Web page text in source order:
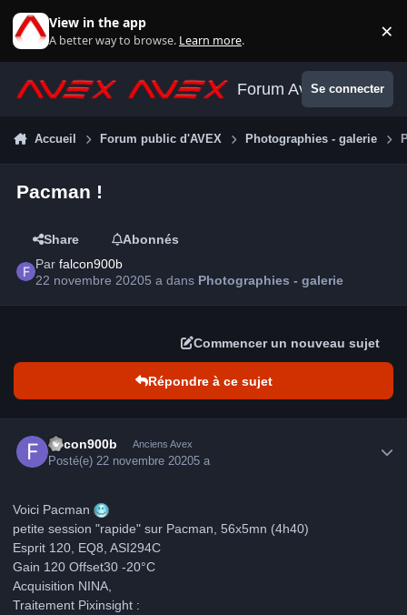
View in the app
A better way to browse. Learn more. ×
Forum AvexSe connecter
Accueil Forum public d'AVEX Photographies - galerie
Pacman !
Share
Abonnés
Parfalcon900b
22 novembre 20205 a dans Photographies - galerie
Commencer un nouveau sujet
Répondre à ce sujet
falcon900b Anciens Avex
Posté(e) 22 novembre 20205 a
Voici Pacman
petite session "rapide" sur Pacman, 56x5mn (4h40)
Esprit 120, EQ8, ASI294C
Gain 120 Offset30 -20°C
Acquisition NINA,
Traitement Pixinsight :